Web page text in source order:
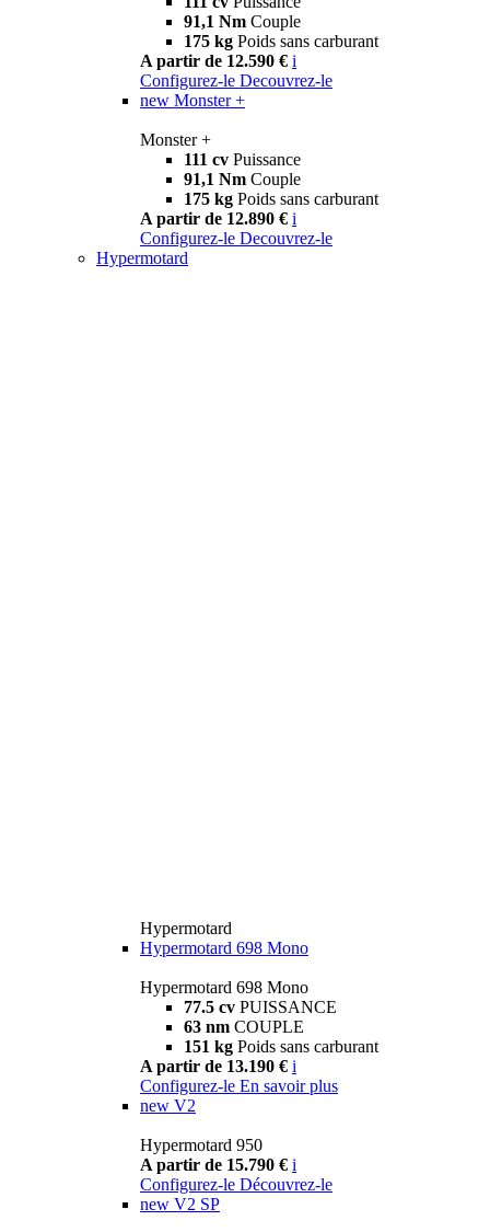
91,1 Nm Couple
175 kg Poids sans carburant
A partir de 12.590 € i
Configurez-le Decouvrez-le
new Monster +
Monster +
111 cv Puissance
91,1 Nm Couple
175 kg Poids sans carburant
A partir de 12.890 € i
Configurez-le Decouvrez-le
Hypermotard
Hypermotard
Hypermotard 698 Mono
Hypermotard 698 Mono
77.5 cv PUISSANCE
63 nm COUPLE
151 kg Poids sans carburant
A partir de 13.190 € i
Configurez-le En savoir plus
new V2
Hypermotard 950
A partir de 15.790 € i
Configurez-le Découvrez-le
new V2 SP